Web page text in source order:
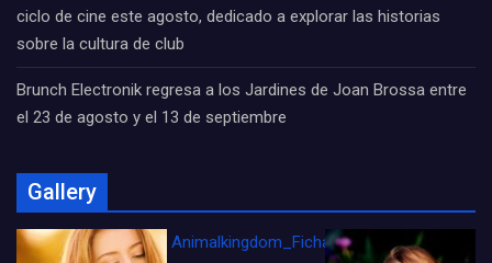
ciclo de cine este agosto, dedicado a explorar las historias
sobre la cultura de club
Brunch Electronik regresa a los Jardines de Joan Brossa entre
el 23 de agosto y el 13 de septiembre
Gallery
Animalkingdom_FichaCine